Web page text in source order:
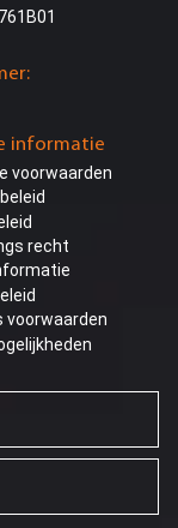
informatie
voorwaarden
recht
voorwaarden